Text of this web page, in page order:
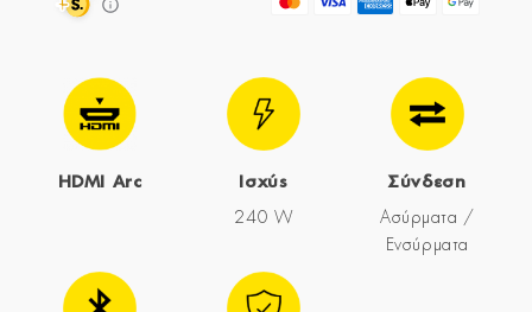
HDMI Arc Ισχύς
240 W
Σύνδεση
Ασύρματα /
Ενσύρματα